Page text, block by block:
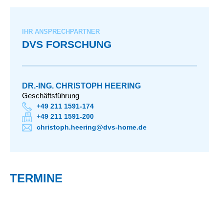
IHR ANSPRECHPARTNER
DVS FORSCHUNG
DR.-ING. CHRISTOPH HEERING
Geschäftsführung
+49 211 1591-174
+49 211 1591-200
christoph.heering@dvs-home.de
TERMINE